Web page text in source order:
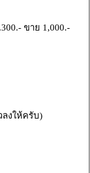
ขาย 1,000.-
ลงให้ครับ)